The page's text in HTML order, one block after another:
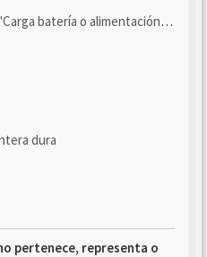
batería o alimentación eléctri...
dura
pertenece, representa o